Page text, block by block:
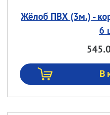
Жёлоб ПВХ (3м.) -
6